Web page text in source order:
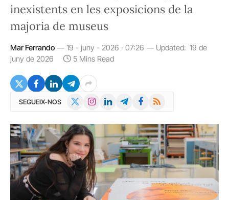
inexistents en les exposicions de la
majoria de museus
Mar Ferrando 19 - juny - 2026 · 07:26 Updated: 19 de
juny de 2026
5 Mins Read
SEGUEIX-NOS InstagramLinkedInTelegramFacebook
RSS